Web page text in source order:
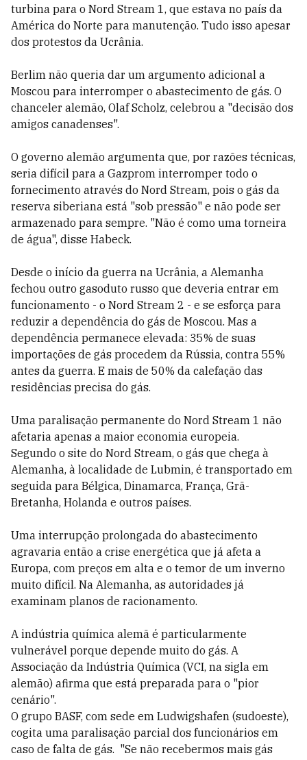
turbina para o Nord Stream 1, que estava no país da
América do Norte para manutenção. Tudo isso apesar
dos protestos da Ucrânia.
Berlim não queria dar um argumento adicional a
Moscou para interromper o abastecimento de gás. O
chanceler alemão, Olaf Scholz, celebrou a "decisão dos
amigos canadenses".
O governo alemão argumenta que, por razões técnicas,
seria difícil para a Gazprom interromper todo o
fornecimento através do Nord Stream, pois o gás da
reserva siberiana está "sob pressão" e não pode ser
armazenado para sempre. "Não é como uma torneira
de água", disse Habeck.
Desde o início da guerra na Ucrânia, a Alemanha
fechou outro gasoduto russo que deveria entrar em
funcionamento - o Nord Stream 2 - e se esforça para
reduzir a dependência do gás de Moscou. Mas a
dependência permanece elevada: 35% de suas
importações de gás procedem da Rússia, contra 55%
antes da guerra. E mais de 50% da calefação das
residências precisa do gás.
Uma paralisação permanente do Nord Stream 1 não
afetaria apenas a maior economia europeia.
Segundo o site do Nord Stream, o gás que chega à
Alemanha, à localidade de Lubmin, é transportado em
seguida para Bélgica, Dinamarca, França, Grã-
Bretanha, Holanda e outros países.
Uma interrupção prolongada do abastecimento
agravaria então a crise energética que já afeta a
Europa, com preços em alta e o temor de um inverno
muito difícil. Na Alemanha, as autoridades já
examinam planos de racionamento.
A indústria química alemã é particularmente
vulnerável porque depende muito do gás. A
Associação da Indústria Química (VCI, na sigla em
alemão) afirma que está preparada para o "pior
cenário".
O grupo BASF, com sede em Ludwigshafen (sudoeste),
cogita uma paralisação parcial dos funcionários em
caso de falta de gás. "Se não recebermos mais gás